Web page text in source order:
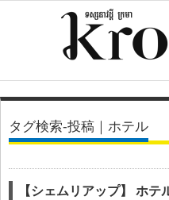
タグ検索-投稿｜ホテル
【シェムリアップ】 ホ